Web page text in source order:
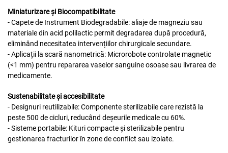
Miniaturizare și Biocompatibilitate
- Capete de Instrument Biodegradabile: aliaje de magneziu sau
materiale din acid polilactic permit degradarea după procedură,
eliminând necesitatea intervențiilor chirurgicale secundare.
- Aplicații la scară nanometrică: Microrobote controlate magnetic
(<1 mm) pentru repararea vaselor sanguine osoase sau livrarea de
medicamente.
Sustenabilitate și accesibilitate
- Designuri reutilizabile: Componente sterilizabile care rezistă la
peste 500 de cicluri, reducând deșeurile medicale cu 60%.
- Sisteme portabile: Kituri compacte și sterilizabile pentru
gestionarea fracturilor în zone de conflict sau izolate.